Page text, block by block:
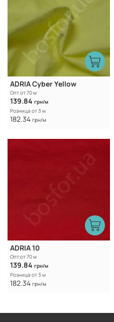
ADRIA Cyber Yellow
Опт от 70 м
139.84 грн/м
Розница от 3 м
182.34 грн/м
ADRIA 10
Опт от 70 м
139.84 грн/м
Розница от 3 м
182.34 грн/м